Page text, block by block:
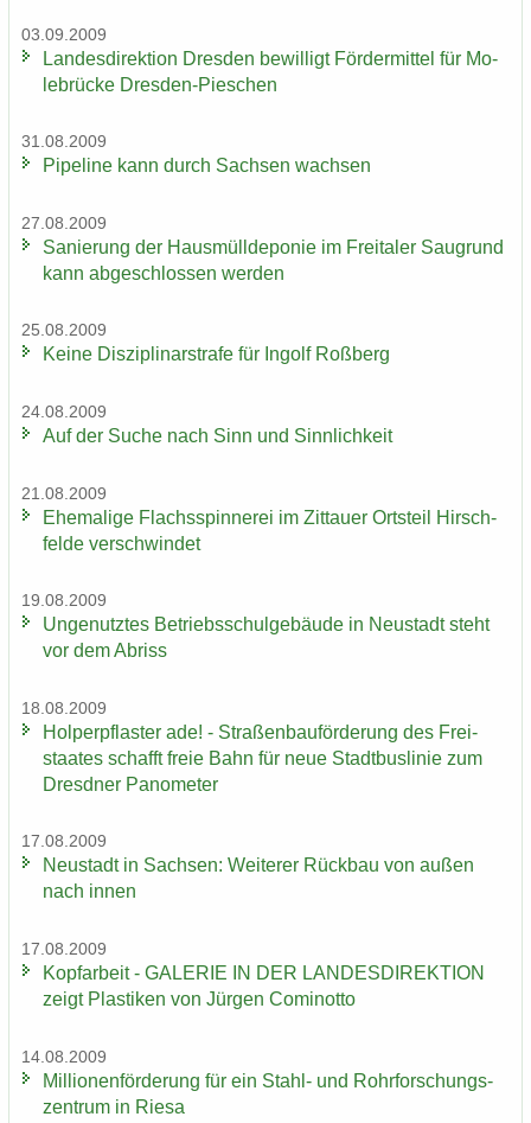
03.09.2009
Lan­des­di­rek­ti­on Dres­den be­wil­ligt För­der­mit­tel für Mo­
le­brü­cke Dresden-​Pieschen
31.08.2009
Pipe­line kann durch Sach­sen wach­sen
27.08.2009
Sa­nie­rung der Haus­müll­de­po­nie im Frei­ta­ler Saugrund
kann ab­ge­schlos­sen wer­den
25.08.2009
Keine Dis­zi­pli­nar­stra­fe für In­golf Roß­berg
24.08.2009
Auf der Suche nach Sinn und Sinn­lich­keit
21.08.2009
Ehe­ma­li­ge Flachs­spin­ne­rei im Zit­tau­er Orts­teil Hirsch­
fel­de ver­schwin­det
19.08.2009
Un­ge­nutz­tes Be­triebs­schul­ge­bäu­de in Neu­stadt steht
vor dem Ab­riss
18.08.2009
Hol­per­pflas­ter ade! - Stra­ßen­bau­för­de­rung des Frei­
staa­tes schafft freie Bahn für neue Stadt­bus­li­nie zum
Dresd­ner Pano­me­ter
17.08.2009
Neu­stadt in Sach­sen: Wei­te­rer Rück­bau von außen
nach innen
17.08.2009
Kopf­ar­beit - GA­LE­RIE IN DER LAN­DES­DI­REK­TI­ON
zeigt Plas­ti­ken von Jür­gen Co­mi­not­to
14.08.2009
Mil­lio­nen­för­de­rung für ein Stahl-​ und Rohr­for­schungs­
zen­trum in Riesa